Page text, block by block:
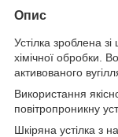
Опис
Устілка зроблена
хімічної обробки.
активованого
Використання
повітропроникну
Шкіряна устілка з